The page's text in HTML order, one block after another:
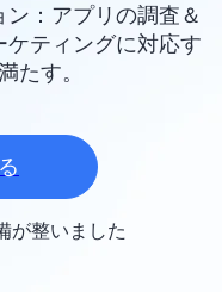
：アプリの調査＆
ティングに対応す
たす。
が整いました